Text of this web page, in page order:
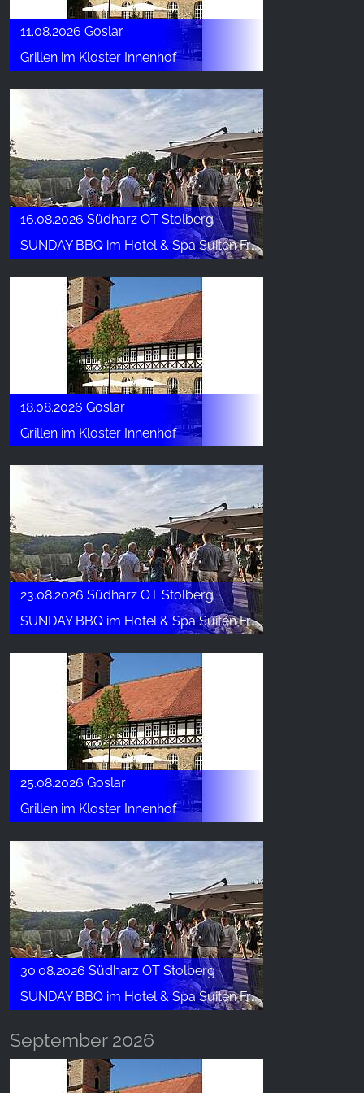
11.08.2026 Goslar
Grillen im Kloster Innenhof
16.08.2026 Südharz OT Stolberg
SUNDAY BBQ im Hotel & Spa Suiten FreiWerk
18.08.2026 Goslar
Grillen im Kloster Innenhof
23.08.2026 Südharz OT Stolberg
SUNDAY BBQ im Hotel & Spa Suiten FreiWerk
25.08.2026 Goslar
Grillen im Kloster Innenhof
30.08.2026 Südharz OT Stolberg
SUNDAY BBQ im Hotel & Spa Suiten FreiWerk
September 2026